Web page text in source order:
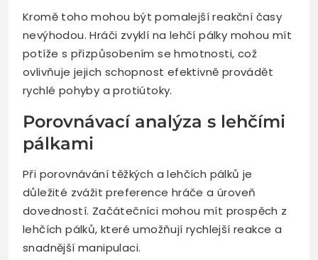
Kromě toho mohou být pomalejší reakční časy
nevýhodou. Hráči zvyklí na lehčí pálky mohou mít
potíže s přizpůsobením se hmotnosti, což
ovlivňuje jejich schopnost efektivně provádět
rychlé pohyby a protiútoky.
Porovnávací analýza s lehčími
pálkami
Při porovnávání těžkých a lehčích pálků je
důležité zvážit preference hráče a úroveň
dovedností. Začátečníci mohou mít prospěch z
lehčích pálků, které umožňují rychlejší reakce a
snadnější manipulaci.